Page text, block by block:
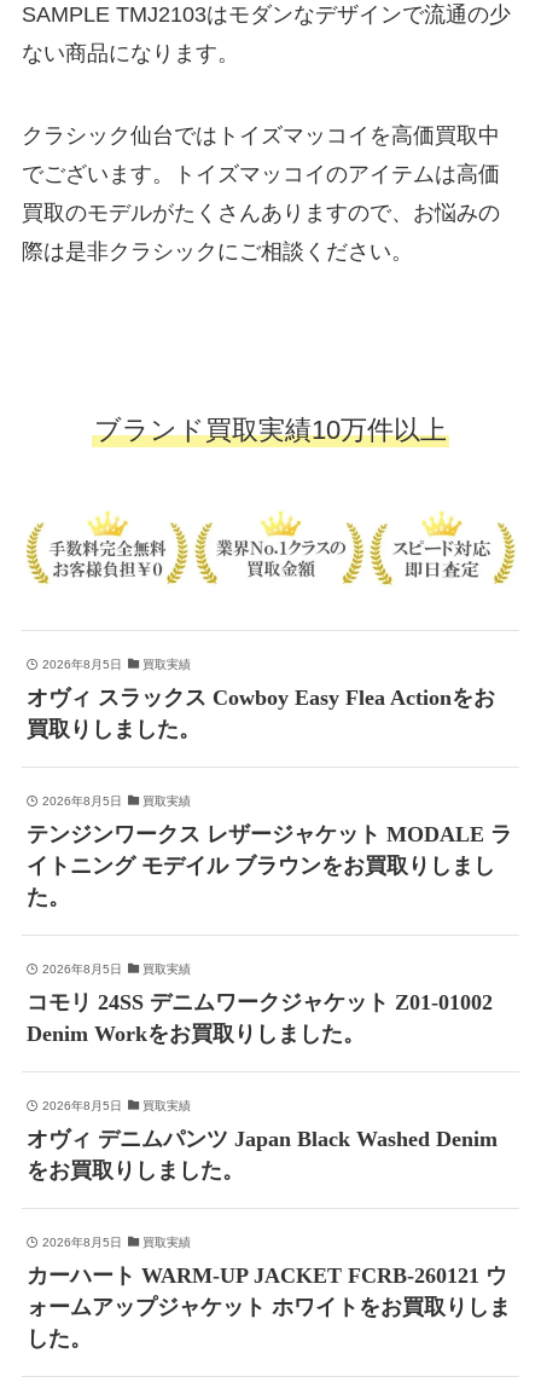
SAMPLE TMJ2103はモダンなデザインで流通の少
ない商品になります。
クラシック仙台ではトイズマッコイを高価買取中
でございます。トイズマッコイのアイテムは高価
買取のモデルがたくさんありますので、お悩みの
際は是非クラシックにご相談ください。
ブランド買取実績10万件以上
2026年8月5日 買取実績
オヴィ スラックス Cowboy Easy Flea Actionをお
買取りしました。
2026年8月5日 買取実績
テンジンワークス レザージャケット MODALE ラ
イトニング モデイル ブラウンをお買取りしまし
た。
2026年8月5日 買取実績
コモリ 24SS デニムワークジャケット Z01-01002
Denim Workをお買取りしました。
2026年8月5日 買取実績
オヴィ デニムパンツ Japan Black Washed Denim
をお買取りしました。
2026年8月5日 買取実績
カーハート WARM-UP JACKET FCRB-260121 ウ
ォームアップジャケット ホワイトをお買取りしま
した。